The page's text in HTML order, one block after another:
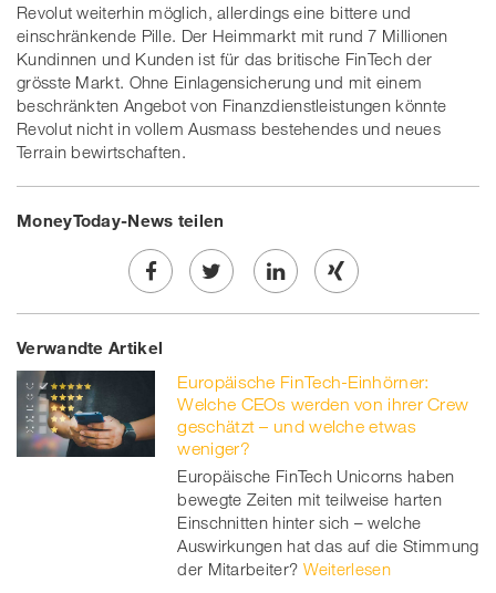
Revolut weiterhin möglich, allerdings eine bittere und
einschränkende Pille. Der Heimmarkt mit rund 7 Millionen
Kundinnen und Kunden ist für das britische FinTech der
grösste Markt. Ohne Einlagensicherung und mit einem
beschränkten Angebot von Finanzdienstleistungen könnte
Revolut nicht in vollem Ausmass bestehendes und neues
Terrain bewirtschaften.
MoneyToday-News teilen
Share
on
Facebook
Twe
on
twitt
er
Share
linkedin
Share
Xing
Verwandte Artikel
Europäische FinTech-Einhörner:
Welche CEOs werden von ihrer Crew
geschätzt – und welche etwas
weniger?
Europäische FinTech Unicorns haben
bewegte Zeiten mit teilweise harten
Einschnitten hinter sich – welche
Auswirkungen hat das auf die Stimmung
der Mitarbeiter? Weiterlesen